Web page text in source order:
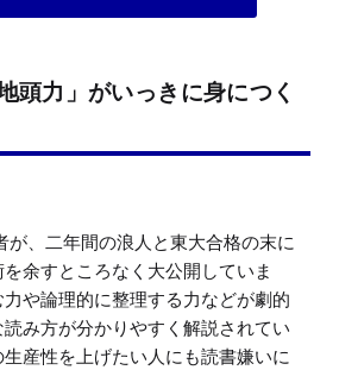
頭力」がいっきに身につく
、二年間の浪人と東大合格の末に
余すところなく大公開していま
や論理的に整理する力などが劇的
み方が分かりやすく解説されてい
産性を上げたい人にも読書嫌いに